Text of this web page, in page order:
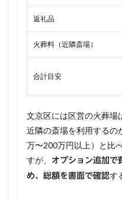
返礼品
火葬料（近隣斎場）
合計目安
文京区には区営の火葬場
近隣の斎場を利用するの
万〜200万円以上）と比
すが、
オプション追加で
め、総額を書面で確認す